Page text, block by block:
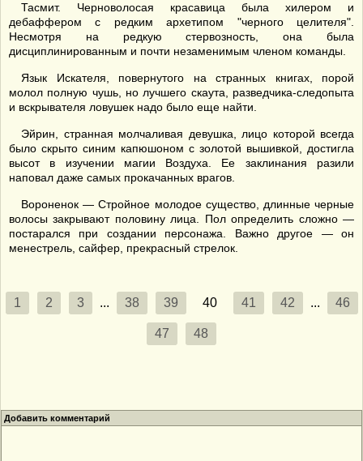
Тасмит. Черноволосая красавица была хилером и
дебаффером с редким архетипом "черного целителя".
Несмотря на редкую стервозность, она была
дисциплинированным и почти незаменимым членом команды.
Язык Искателя, повернутого на странных книгах, порой
молол полную чушь, но лучшего скаута, разведчика-следопыта
и вскрывателя ловушек надо было еще найти.
Эйрин, странная молчаливая девушка, лицо которой всегда
было скрыто синим капюшоном с золотой вышивкой, достигла
высот в изучении магии Воздуха. Ее заклинания разили
наповал даже самых прокачанных врагов.
Вороненок — Стройное молодое существо, длинные черные
волосы закрывают половину лица. Пол определить сложно —
постарался при создании персонажа. Важно другое — он
менестрель, сайфер, прекрасный стрелок.
1 2 3 ... 38 39 40 41 42 ... 46
47 48
Добавить комментарий